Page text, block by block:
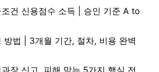
건 신용점수 소득 | 승인 기준 A to
방법 | 3개월 기간, 절차, 비용 완벽